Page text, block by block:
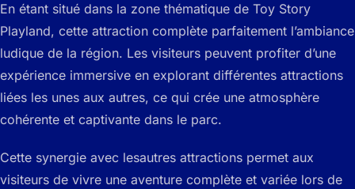
En étant situé dans la zone thématique de Toy Story
Playland, cette attraction complète parfaitement l’ambiance
ludique de la région. Les visiteurs peuvent profiter d’une
expérience immersive en explorant différentes attractions
liées les unes aux autres, ce qui crée une atmosphère
cohérente et captivante dans le parc.
Cette synergie avec lesautres attractions permet aux
visiteurs de vivre une aventure complète et variée lors de